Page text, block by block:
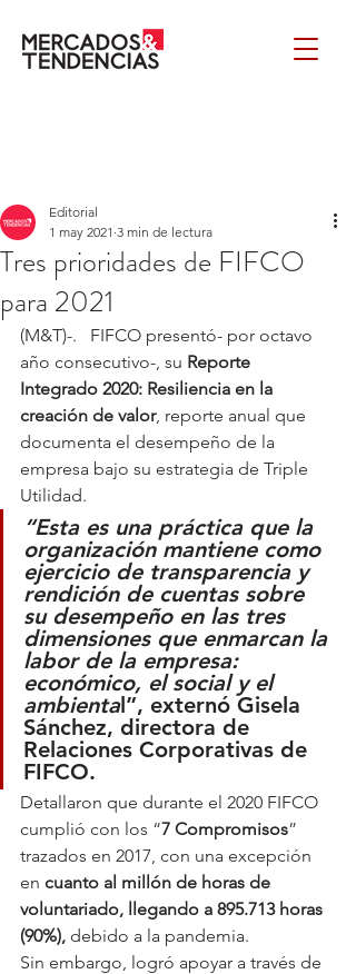
Tres prioridades de FIFCO
para 2021
Editorial
1 may 2021 3 min de lectura
(M&T)-.   FIFCO presentó- por octavo
año consecutivo-, su Reporte
Integrado 2020: Resiliencia en la
creación de valor, reporte anual que
documenta el desempeño de la
empresa bajo su estrategia de Triple
Utilidad.
“Esta es una práctica que la
organización mantiene como
ejercicio de transparencia y
rendición de cuentas sobre
su desempeño en las tres
dimensiones que enmarcan la
labor de la empresa:
económico, el social y el
ambiental”, externó Gisela
Sánchez, directora de
Relaciones Corporativas de
FIFCO.
Detallaron que durante el 2020 FIFCO
cumplió con los “7 Compromisos”
trazados en 2017, con una excepción
en cuanto al millón de horas de
voluntariado, llegando a 895.713 horas
(90%), debido a la pandemia.
Sin embargo, logró apoyar a través de